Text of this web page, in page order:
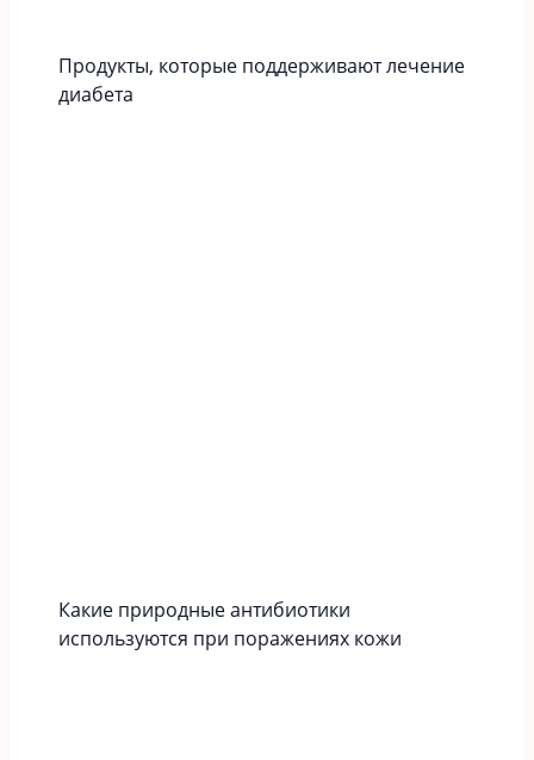
Продукты, которые поддерживают лечение
диабета
Какие природные антибиотики
используются при поражениях кожи